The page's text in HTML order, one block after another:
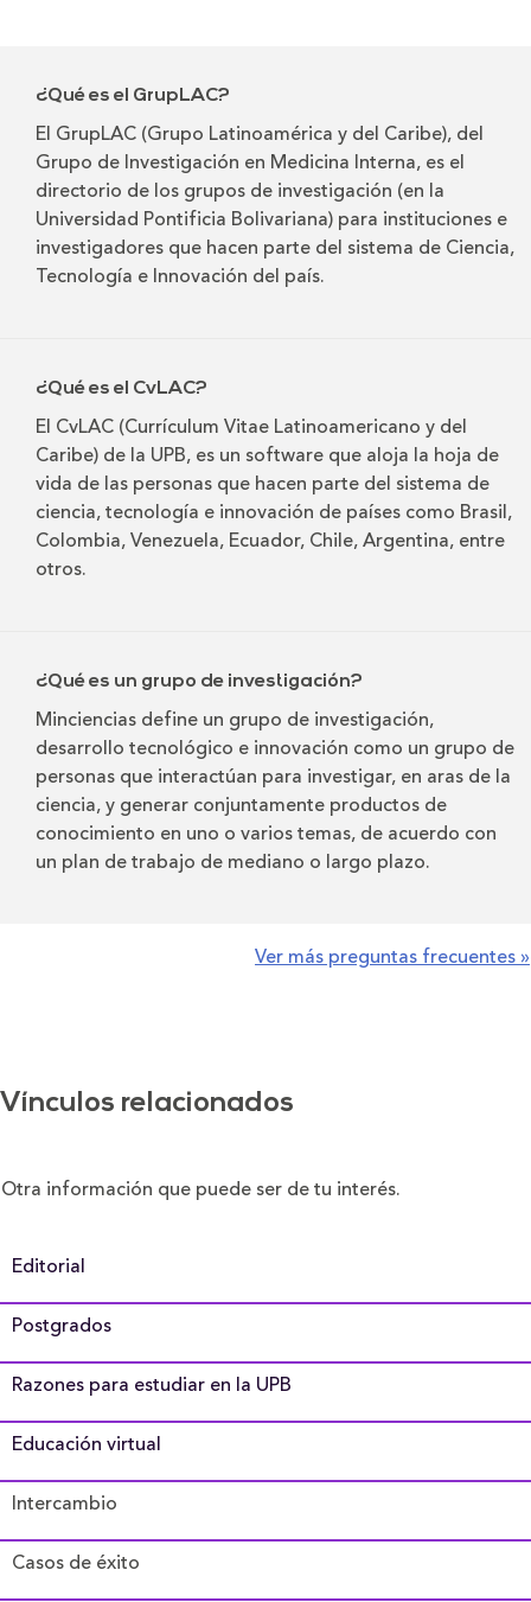
¿Qué es el GrupLAC?
El GrupLAC (Grupo Latinoamérica y del Caribe), del
Grupo de Investigación en Medicina Interna, es el
directorio de los grupos de investigación (en la
Universidad Pontificia Bolivariana) para instituciones e
investigadores que hacen parte del sistema de Ciencia,
Tecnología e Innovación del país.
¿Qué es el CvLAC?
El CvLAC (Currículum Vitae Latinoamericano y del
Caribe) de la UPB, es un software que aloja la hoja de
vida de las personas que hacen parte del sistema de
ciencia, tecnología e innovación de países como Brasil,
Colombia, Venezuela, Ecuador, Chile, Argentina, entre
otros.
¿Qué es un grupo de investigación?
Minciencias define un grupo de investigación,
desarrollo tecnológico e innovación como un grupo de
personas que interactúan para investigar, en aras de la
ciencia, y generar conjuntamente productos de
conocimiento en uno o varios temas, de acuerdo con
un plan de trabajo de mediano o largo plazo.
Ver más preguntas frecuentes »
Vínculos relacionados
Otra información que puede ser de tu interés.
Editorial
Postgrados
Razones para estudiar en la UPB
Educación virtual
Intercambio
Casos de éxito